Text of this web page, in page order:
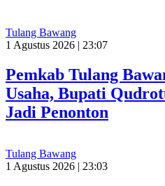
Tulang Bawang
1 Agustus 2026 | 23:07
Pemkab Tulang
Usaha, Bupati
Jadi Penonton
Tulang Bawang
1 Agustus 2026 | 23:03